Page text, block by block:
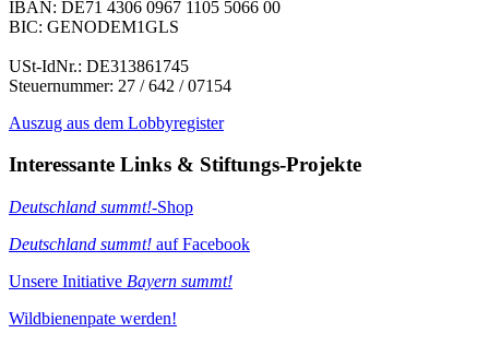
IBAN: DE71 4306 0967 1105 5066 00
BIC: GENODEM1GLS
USt-IdNr.: DE313861745
Steuernummer: 27 / 642 / 07154
Auszug aus dem Lobbyregister
Interessante Links & Stiftungs-Projekte
Deutschland summt!-Shop
Deutschland summt! auf Facebook
Unsere Initiative Bayern summt!
Wildbienenpate werden!